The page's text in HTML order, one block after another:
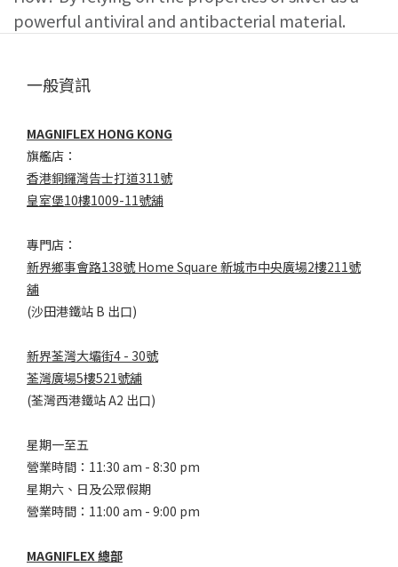
powerful antiviral and antibacterial material.
一般資訊
MAGNIFLEX HONG KONG
旗艦店：
香港銅鑼灣告士打道311號
皇室堡10樓1009-11號舖
專門店：
新界鄉事會路138號 Home Square 新城市中央廣場2樓211號
舖
(沙田港鐵站 B 出口)
新界荃灣大壩街4 - 30號
荃灣廣場5樓521號舖
(荃灣西港鐵站 A2 出口)
星期一至五
營業時間：11:30 am - 8:30 pm
星期六、日及公眾假期
營業時間：11:00 am - 9:00 pm
MAGNIFLEX 總部